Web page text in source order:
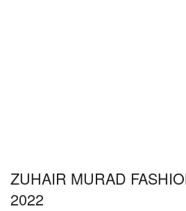
ZUHAIR MURAD
2022